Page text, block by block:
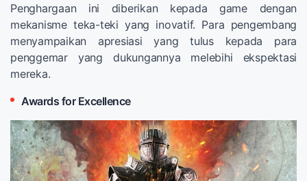
Penghargaan ini diberikan kepada game dengan
mekanisme teka-teki yang inovatif. Para pengembang
menyampaikan apresiasi yang tulus kepada para
penggemar yang dukungannya melebihi ekspektasi
mereka.
Awards for Excellence